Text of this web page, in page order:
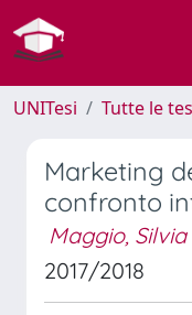
UNITesi Tutte le
Marketing
confronto
Maggio, Silvia
2017/2018